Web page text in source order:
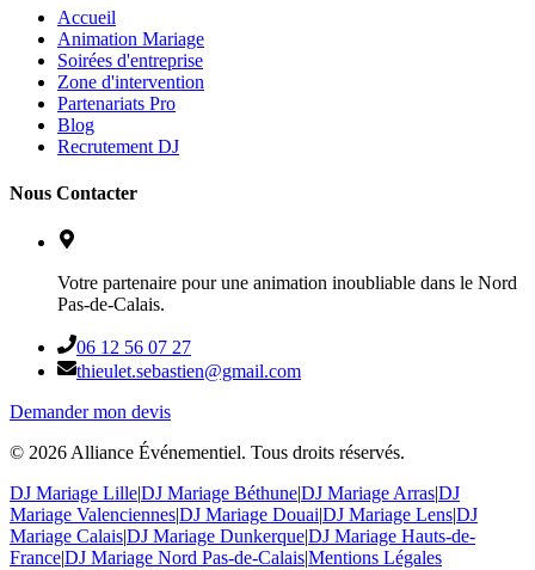
Accueil
Animation Mariage
Soirées d'entreprise
Zone d'intervention
Partenariats Pro
Blog
Recrutement DJ
Nous Contacter
Votre partenaire pour une animation inoubliable dans le Nord
Pas-de-Calais.
06 12 56 07 27
thieulet.sebastien@gmail.com
Demander mon devis
© 2026 Alliance Événementiel. Tous droits réservés.
DJ Mariage Lille|DJ Mariage Béthune|DJ Mariage Arras|DJ
Mariage Valenciennes|DJ Mariage Douai|DJ Mariage Lens|DJ
Mariage Calais|DJ Mariage Dunkerque|DJ Mariage Hauts-de-
France|DJ Mariage Nord Pas-de-Calais|Mentions Légales